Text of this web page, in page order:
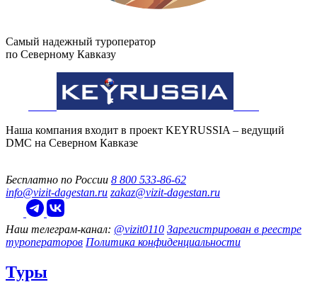
Самый надежный туроператор
по Северному Кавказу
Наша компания входит в проект KEYRUSSIA – ведущий
DMC на Северном Кавказе
Бесплатно по России 8 800 533-86-62
info@vizit-dagestan.ru zakaz@vizit-dagestan.ru
Наш телеграм‑канал: @vizit0110 Зарегистрирован в реестре
туроператоров Политика конфиденциальности
Туры